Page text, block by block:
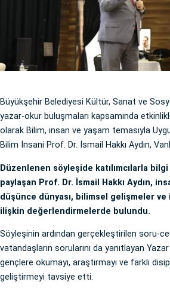
Büyükşehir Belediyesi Kültür, Sanat ve
yazar-okur buluşmaları kapsamında
olarak Bilim, insan ve yaşam temasıyla
Bilim İnsani Prof. Dr. İsmail Hakkı Aydın,
Düzenlenen söyleşide katılımcılarla
paylaşan Prof. Dr. İsmail Hakkı Aydın,
düşünce dünyası, bilimsel gelişmeler ve
ilişkin değerlendirmelerde bulundu.
Söyleşinin ardından gerçekleştirilen soru-
vatandaşların sorularını da yanıtlayan
gençlere okumayı, araştırmayı ve farklı
geliştirmeyi tavsiye etti.